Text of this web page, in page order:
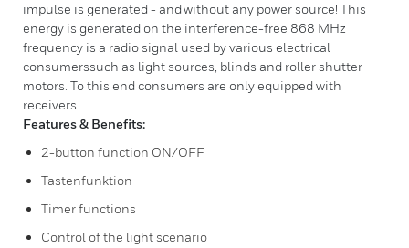
impulse is generated - and without any power source! This
energy is generated on the interference-free 868 MHz
frequency is a radio signal used by various electrical
consumerssuch as light sources, blinds and roller shutter
motors. To this end consumers are only equipped with
receivers.
Features & Benefits:
2-button function ON/OFF
Tastenfunktion
Timer functions
Control of the light scenario